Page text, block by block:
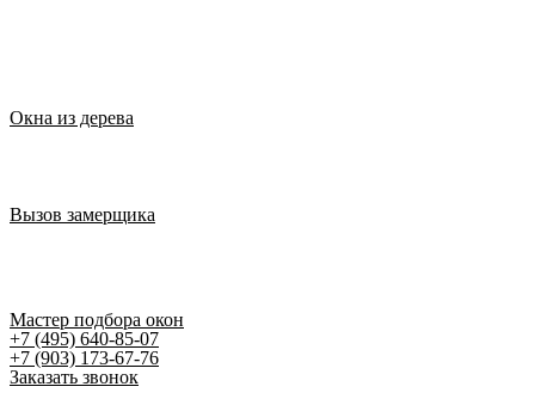
Окна из дерева
Вызов замерщика
Мастер подбора окон
+7 (495) 640-85-07
+7 (903) 173-67-76
Заказать звонок